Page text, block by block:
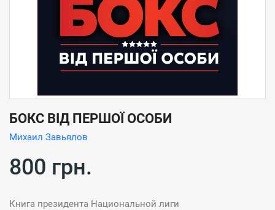
БОКС ВІД ПЕРШОЇ ОСОБИ
Михаил Завьялов
800 грн.
Книга президента Национальной лиги